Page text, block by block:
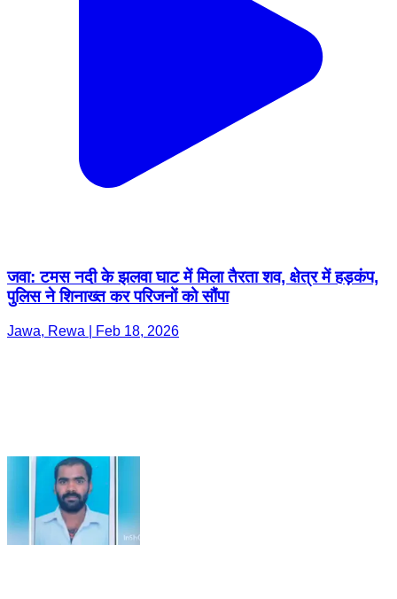
जवा: टमस नदी के झलवा घाट में मिला तैरता शव, क्षेत्र में हड़कंप,
पुलिस ने शिनाख्त कर परिजनों को सौंपा
Jawa, Rewa | Feb 18, 2026